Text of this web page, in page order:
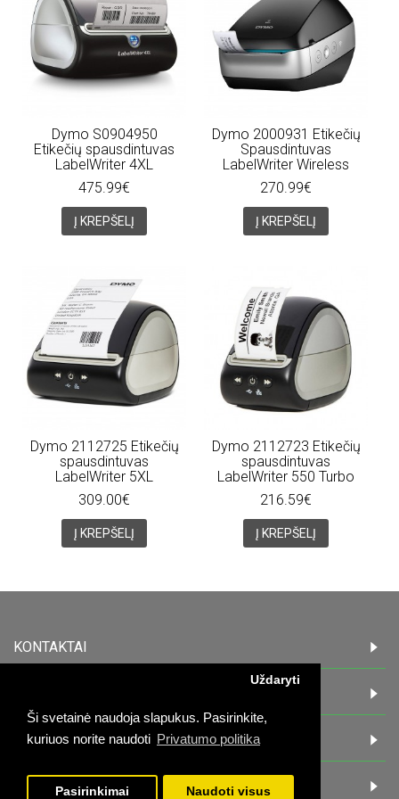
Ši svetainė naudoja slapukus. Pasirinkite,
kuriuos norite naudoti Privatumo politika
Uždaryti
Pasirinkimai Naudoti visus
Dymo S0904950
Etikečių spausdintuvas
LabelWriter 4XL
475.99€
Į KREPŠELĮ
Dymo 2000931 Etikečių
Spausdintuvas
LabelWriter Wireless
270.99€
Į KREPŠELĮ
Dymo 2112725 Etikečių
spausdintuvas
LabelWriter 5XL
309.00€
Į KREPŠELĮ
Dymo 2112723 Etikečių
spausdintuvas
LabelWriter 550 Turbo
216.59€
Į KREPŠELĮ
KONTAKTAI
PIRKĖJAMS
DARBO LAIKAS: